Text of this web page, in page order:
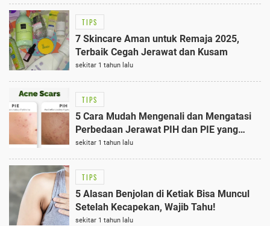
TIPS
7 Skincare Aman untuk Remaja 2025,
Terbaik Cegah Jerawat dan Kusam
sekitar 1 tahun lalu
TIPS
5 Cara Mudah Mengenali dan Mengatasi
Perbedaan Jerawat PIH dan PIE yang
Wajib Tahu
sekitar 1 tahun lalu
TIPS
5 Alasan Benjolan di Ketiak Bisa Muncul
Setelah Kecapekan, Wajib Tahu!
sekitar 1 tahun lalu